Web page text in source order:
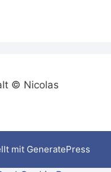
© Nicolas
mit GeneratePress